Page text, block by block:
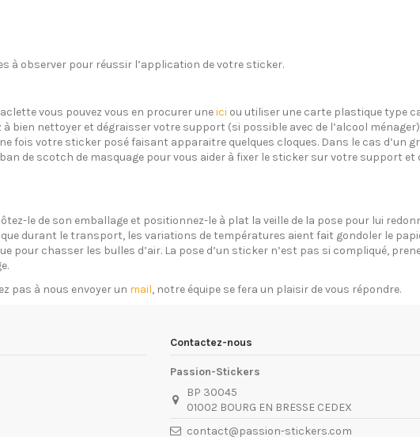
à observer pour réussir l’application de votre sticker.
vous pouvez vous en procurer uneici ou utiliser une carte plastique type
bien nettoyer et dégraisser votre support (si possible avec de l’alcool ménager)
fois votre sticker posé faisant apparaitre quelques cloques. Dans le cas d’un
de scotch de masquage pour vous aider à fixer le sticker sur votre support et
le de son emballage et positionnez-le à plat la veille de la pose pour lui
durant le transport, les variations de températures aient fait gondoler le
pour chasser les bulles d’air. La pose d’un sticker n’est pas si compliqué,
pas à nous envoyer un mail, notre équipe se fera un plaisir de vous répondre.
Contactez-nous
Passion-Stickers
BP 30045
01002 BOURG EN BRESSE CEDEX
contact@passion-stickers.com